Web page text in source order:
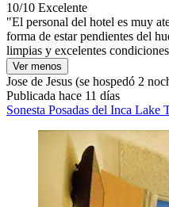
10/10 Excelente
"El personal del hotel es muy
forma de estar pendientes del
limpias y excelentes
Ver menos
Jose de Jesus (se hospedó 2
Publicada hace 11 días
Sonesta Posadas del Inca Lake